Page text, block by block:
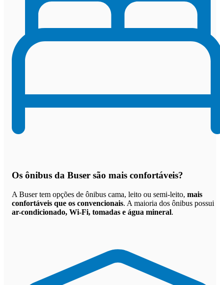
Os ônibus da Buser são mais confortáveis?
A Buser tem opções de ônibus cama, leito ou semi-leito, mais
confortáveis que os convencionais. A maioria dos ônibus possui
ar-condicionado, Wi-Fi, tomadas e água mineral.